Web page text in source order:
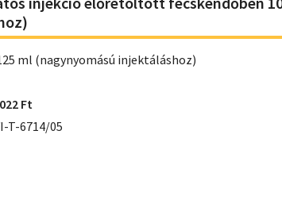
ml (nagynyomású injektáláshoz)
Ft
T-6714/05